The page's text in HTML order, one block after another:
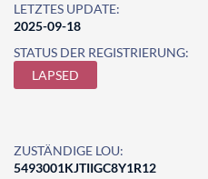
LETZTES UPDATE:
2025-09-18
STATUS DER REGISTRIERUNG:
LAPSED
ZUSTÄNDIGE LOU:
5493001KJTIIGC8Y1R12